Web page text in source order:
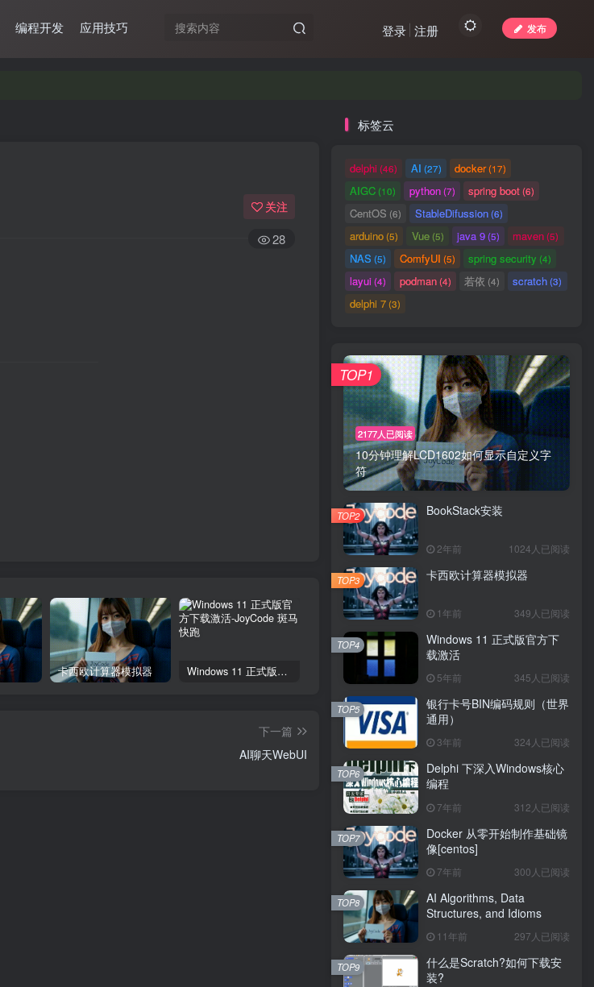
编程开发 应用技巧 发布
登录 注册
关注
28
卡西欧计算器模拟器 Windows 11 正式版官方下载激活 Delphi 下深入Windows核心编程
下一篇
AI聊天WebUI
标签云
delphi(46) AI (27) docker(17)
AIGC(10) python(7) spring boot(6)
CentOS (6) StableDifussion(6)
arduino(5) Vue(5) java 9(5) maven(5)
NAS (5) ComfyUI (5) spring security (4)
layui(4) podman(4) 若依 (4) scratch(3)
delphi 7(3)
2177人已阅读
10分钟理解LCD1602如何显示自定义字
符
TOP1
BookStack安装
2年前 1024人已阅读
TOP2
卡西欧计算器模拟器
1年前 349人已阅读
TOP3
Windows 11 正式版官方下
载激活
5年前 345人已阅读
TOP4
银行卡号BIN编码规则（世界
通用）
3年前 324人已阅读
TOP5
Delphi 下深入Windows核心
编程
7年前 312人已阅读
TOP6
Docker 从零开始制作基础镜
像[centos]
7年前 300人已阅读
TOP7
AI Algorithms, Data
Structures, and Idioms
11年前 297人已阅读
TOP8
什么是Scratch?如何下载安
装?
TOP9